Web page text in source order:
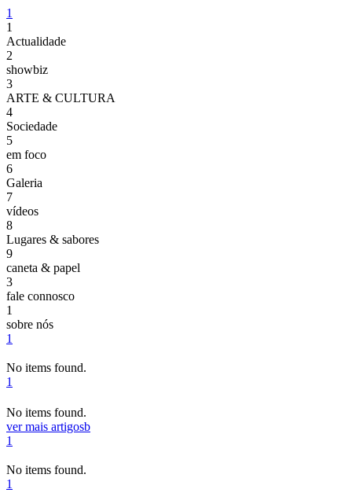
1
1
Actualidade
2
showbiz
3
ARTE & CULTURA
4
Sociedade
5
em foco
6
Galeria
7
vídeos
8
Lugares & sabores
9
caneta & papel
3
fale connosco
1
sobre nós
1
No items found.
1
No items found.
ver mais artigosb
1
No items found.
1